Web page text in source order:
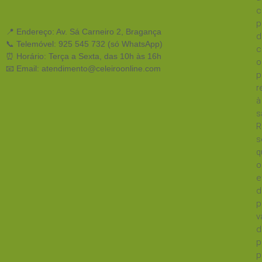
📍 Endereço: Av. Sá Carneiro 2, Bragança
📞 Telemóvel: 925 545 732 (só WhatsApp)
⏰ Horário: Terça a Sexta, das 10h às 16h
📧 Email: atendimento@celeiroonline.com
à